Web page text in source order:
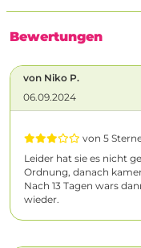
Bewertungen
von Niko P.
06.09.2024
von 5
Leider hat sie es nicht
Ordnung, danach
Nach 13 Tagen wars
wieder.